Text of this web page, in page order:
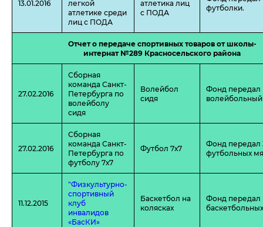
13.01.2016
легкой
атлетике среди
лиц с ПОДА
атлетика лиц
с ПОДА
футболки.
Отчет о передаче спортивных товаров от школы-
интернат №289 Красносельского района
27.02.2016
Сборная
команда Санкт-
Петербурга по
волейболу
сидя
Волейбол
сидя
Фонд передал
27.02.2016
Сборная
команда Санкт-
Петербурга по
футболу 7х7
Футбол 7х7
Фонд передал
футбольных
11.12.2015
"Физкультурно-
спортивный
клуб
инвалидов
«БасКИ»
Баскетбол на
колясках
Фонд передал